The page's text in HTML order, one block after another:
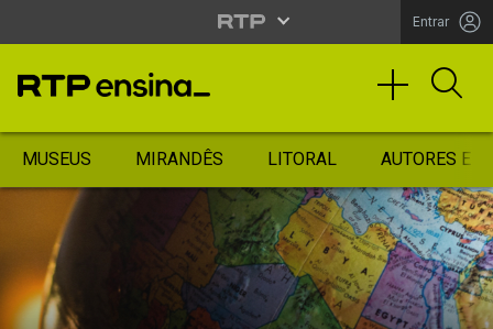
Entrar
MUSEUS MIRANDÊS LITORAL AUTORES